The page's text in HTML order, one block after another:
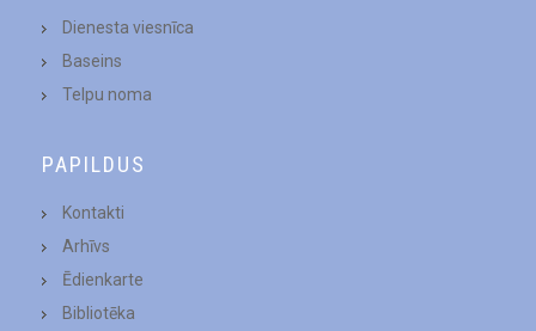
Dienesta viesnīca
Baseins
Telpu noma
PAPILDUS
Kontakti
Arhīvs
Ēdienkarte
Bibliotēka